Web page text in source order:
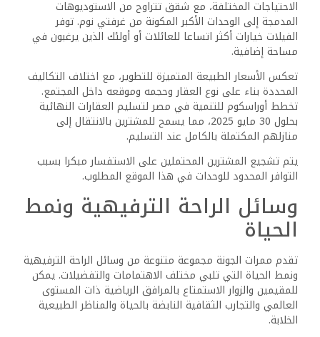
الاحتياجات المختلفة، مع شقق تتراوح من الاستوديوهات
المدمجة إلى الوحدات الأكبر المكونة من غرفتي نوم. توفر
الفيلات خيارات أكثر اتساعا للعائلات أو أولئك الذين يرغبون في
مساحة إضافية.
‎تعكس الأسعار الطبيعة المتميزة للتطوير، مع اختلاف التكاليف
المحددة بناء على نوع العقار وحجمه وموقعه داخل المجتمع.
تخطط أوراسكوم للتنمية في مصر لتسليم العقارات النهائية
بحلول 30 مايو 2025، مما يسمح للمشترين بالانتقال إلى
منازلهم المكتملة بالكامل عند التسليم.
‎يتم تشجيع المشترين المحتملين على الاستفسار مبكرا بسبب
التوافر المحدود للوحدات في هذا الموقع المطلوب.
‎وسائل الراحة الترفيهية ونمط
الحياة
‎تقدم ممرات الجونة مجموعة متنوعة من وسائل الراحة الترفيهية
ونمط الحياة التي تلبي مختلف الاهتمامات والتفضيلات. يمكن
للمقيمين والزوار الاستمتاع بالمرافق الرياضية ذات المستوى
العالمي والتجارب الثقافية النابضة بالحياة والمناظر الطبيعية
الخلابة.